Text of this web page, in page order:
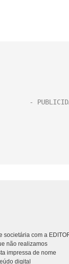
societária com a
não realizamos
impressa de nome
digital